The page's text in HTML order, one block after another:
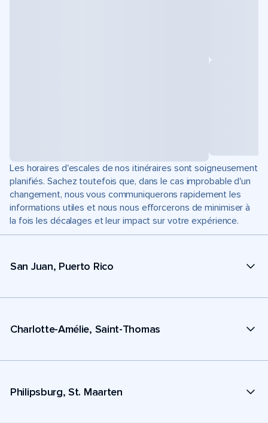
Les horaires d'escales de nos itinéraires sont soigneusement
planifiés. Sachez toutefois que, dans le cas improbable d'un
changement, nous vous communiquerons rapidement les
informations utiles et nous nous efforcerons de minimiser à
la fois les décalages et leur impact sur votre expérience.
San Juan, Puerto Rico
Charlotte-Amélie, Saint-Thomas
Philipsburg, St. Maarten